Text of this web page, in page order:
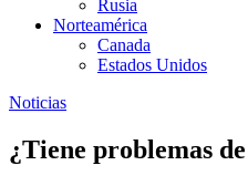
Rusia
Norteamérica
Canada
Estados Unidos
Noticias
¿Tiene problemas